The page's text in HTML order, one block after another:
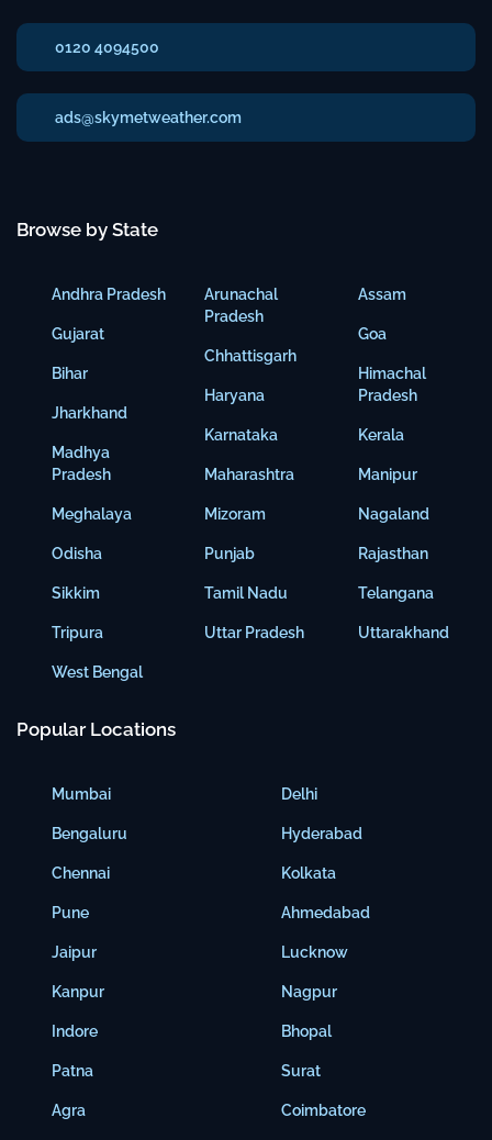
0120 4094500
ads@skymetweather.com
Browse by State
Andhra Pradesh
Gujarat
Bihar
Jharkhand
Madhya
Pradesh
Meghalaya
Odisha
Sikkim
Tripura
West Bengal
Arunachal
Pradesh
Chhattisgarh
Haryana
Karnataka
Maharashtra
Mizoram
Punjab
Tamil Nadu
Uttar Pradesh
Assam
Goa
Himachal
Pradesh
Kerala
Manipur
Nagaland
Rajasthan
Telangana
Uttarakhand
Popular Locations
Mumbai
Bengaluru
Chennai
Pune
Jaipur
Kanpur
Indore
Patna
Agra
Delhi
Hyderabad
Kolkata
Ahmedabad
Lucknow
Nagpur
Bhopal
Surat
Coimbatore